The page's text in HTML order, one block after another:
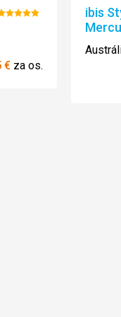
€ za os.
ibis